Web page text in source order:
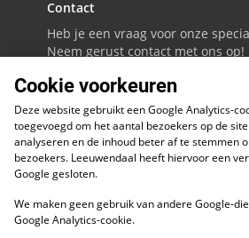
Contact
Heb je een vraag voor onze
Neem gerust contact met ons op!
088 - 0086800
Volg ons op LinkedIn
ESG
Diversiteit en inclusie
Cookie voorkeuren
Deze website gebruikt een Google Analytics-
toegevoegd om het aantal bezoekers op de
analyseren en de inhoud beter af te stemmen
bezoekers. Leeuwendaal heeft hiervoor een
Google gesloten.
We maken geen gebruik van andere Google-
Google Analytics-cookie.